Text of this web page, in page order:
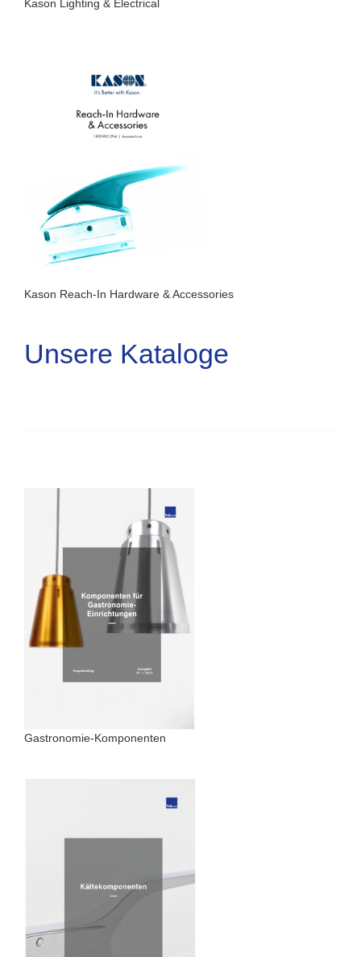
Kason Lighting & Electrical
Kason Reach-In Hardware & Accessories
Unsere Kataloge
Gastronomie-Komponenten